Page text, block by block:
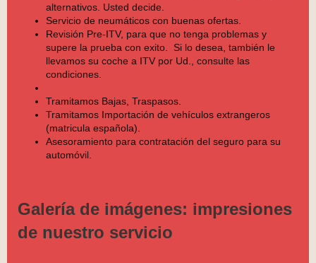
alternativos. Usted decide.
Servicio de neumáticos con buenas ofertas.
Revisión Pre-ITV, para que no tenga problemas y
supere la prueba con exito. Si lo desea, también le
llevamos su coche a ITV por Ud., consulte las
condiciones.
Tramitamos Bajas, Traspasos.
Tramitamos Importación de vehículos extrangeros
(matricula española).
Asesoramiento para contratación del seguro para su
automóvil.
Galería de imágenes: impresiones
de nuestro servicio